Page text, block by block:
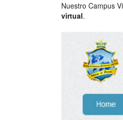
Nuestro Campus
virtual.